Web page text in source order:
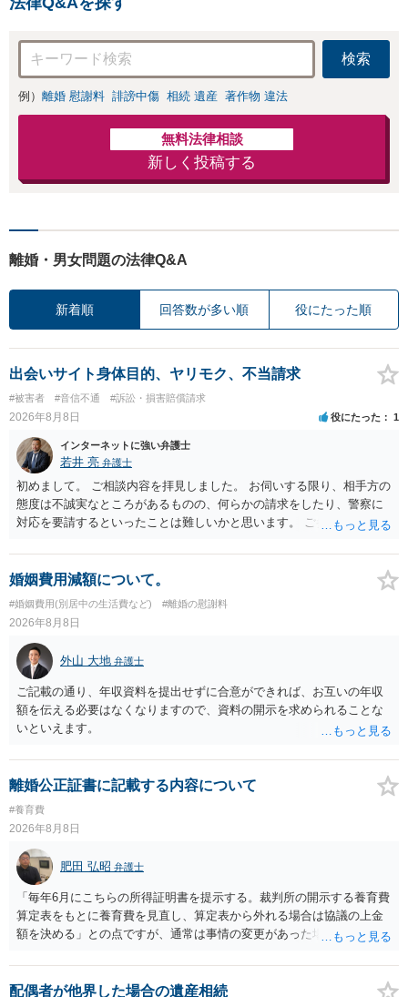
検索
例） 離婚 慰謝料 誹謗中傷 相続 遺産 著作物 違法
無料法律相談
新しく投稿する
離婚・男女問題の法律Q&A
新着順 回答数が多い順 役にたった順
出会いサイト身体目的、ヤリモク、不当請求
#被害者 #音信不通 #訴訟・損害賠償請求
2026年8月8日 役にたった 1
インターネットに強い弁護士
若井 亮 弁護士
初めまして。 ご相談内容を拝見しました。 お伺いする限り、相手方の
態度は不誠実なところがあるものの、何らかの請求をしたり、警察に
対応を要請するといったことは難しいかと思います。 ご参考になれば
婚姻費用減額について。
#婚姻費用(別居中の生活費など) #離婚の慰謝料
2026年8月8日
外山 大地 弁護士
ご記載の通り、年収資料を提出せずに合意ができれば、お互いの年収
額を伝える必要はなくなりますので、資料の開示を求められることな
いといえます。
離婚公正証書に記載する内容について
#養育費
2026年8月8日
肥田 弘昭 弁護士
「毎年6月にこちらの所得証明書を提示する。裁判所の開示する養育費
算定表をもとに養育費を見直し、算定表から外れる場合は協議の上金
額を決める」との点ですが、通常は事情の変更があった場合に変更し
来なかった事情の変更により双方協議の上増減出来る」と「通知義務
に勤務先」が含まれているので、私に収入が入った事は相手に通知が
配偶者が他界した場合の遺産相続